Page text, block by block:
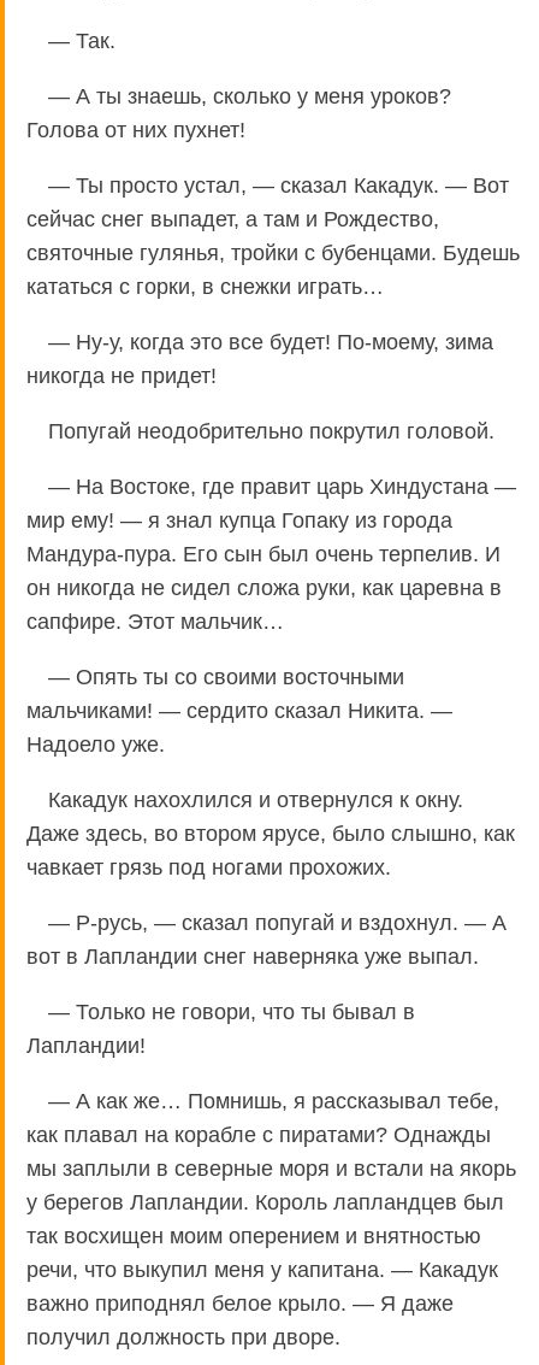
— Так.
— А ты знаешь, сколько у меня уроков?
Голова от них пухнет!
— Ты просто устал, — сказал Какадук. — Вот
сейчас снег выпадет, а там и Рождество,
святочные гулянья, тройки с бубенцами. Будешь
кататься с горки, в снежки играть…
— Ну-у, когда это все будет! По-моему, зима
никогда не придет!
Попугай неодобрительно покрутил головой.
— На Востоке, где правит царь Хиндустана —
мир ему! — я знал купца Гопаку из города
Мандура-пура. Его сын был очень терпелив. И
он никогда не сидел сложа руки, как царевна в
сапфире. Этот мальчик…
— Опять ты со своими восточными
мальчиками! — сердито сказал Никита. —
Надоело уже.
Какадук нахохлился и отвернулся к окну.
Даже здесь, во втором ярусе, было слышно, как
чавкает грязь под ногами прохожих.
— Р-русь, — сказал попугай и вздохнул. — А
вот в Лапландии снег наверняка уже выпал.
— Только не говори, что ты бывал в
Лапландии!
— А как же… Помнишь, я рассказывал тебе,
как плавал на корабле с пиратами? Однажды
мы заплыли в северные моря и встали на якорь
у берегов Лапландии. Король лапландцев был
так восхищен моим оперением и внятностью
речи, что выкупил меня у капитана. — Какадук
важно приподнял белое крыло. — Я даже
получил должность при дворе.